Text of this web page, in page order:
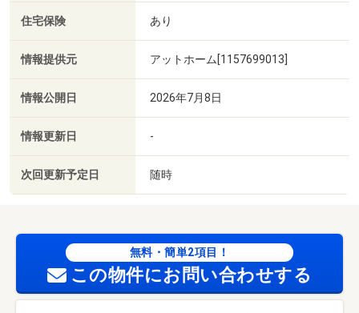
住宅保険 あり
情報提供元 アットホーム[1157699013]
情報公開日 2026年7月8日
情報更新日 -
次回更新予定日 随時
無料・簡単2項目！
この物件にお問い合わせする